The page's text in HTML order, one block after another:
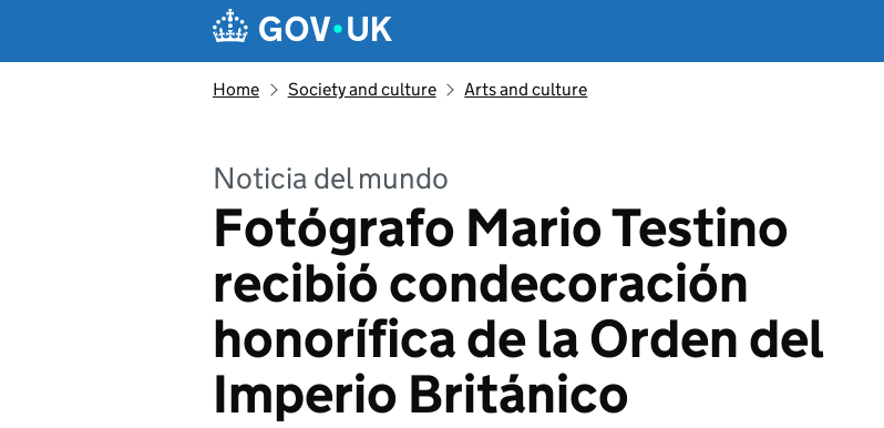
Navigation menu
Home Society and culture Arts and culture
Noticia del mundo
Fotógrafo Mario Testino
recibió condecoración
honorífica de la Orden del
Imperio Británico